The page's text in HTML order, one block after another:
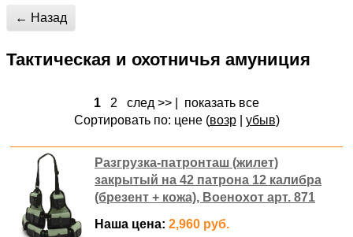
← Назад
Тактическая и охотничья амуниция
1 2 след >>
показать все
Сортировать по: цене (возр| убыв)
Разгрузка-патронташ (жилет)
закрытый на 42 патрона 12 калибра
(брезент + кожа), Военохот арт. 871
Наша цена: 2,960 руб.